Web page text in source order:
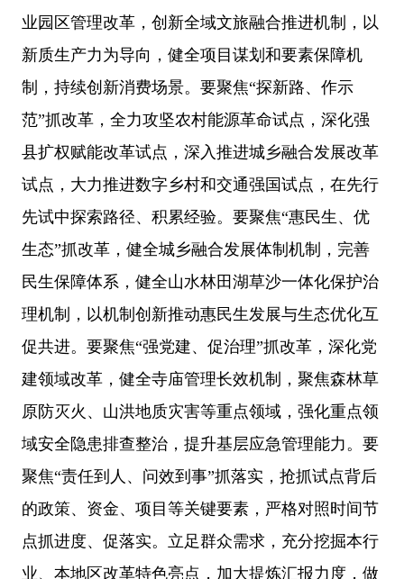
业园区管理改革，创新全域文旅融合推进机制，以
新质生产力为导向，健全项目谋划和要素保障机
制，持续创新消费场景。要聚焦“探新路、作示
范”抓改革，全力攻坚农村能源革命试点，深化强
县扩权赋能改革试点，深入推进城乡融合发展改革
试点，大力推进数字乡村和交通强国试点，在先行
先试中探索路径、积累经验。要聚焦“惠民生、优
生态”抓改革，健全城乡融合发展体制机制，完善
民生保障体系，健全山水林田湖草沙一体化保护治
理机制，以机制创新推动惠民生发展与生态优化互
促共进。要聚焦“强党建、促治理”抓改革，深化党
建领域改革，健全寺庙管理长效机制，聚焦森林草
原防灭火、山洪地质灾害等重点领域，强化重点领
域安全隐患排查整治，提升基层应急管理能力。要
聚焦“责任到人、问效到事”抓落实，抢抓试点背后
的政策、资金、项目等关键要素，严格对照时间节
点抓进度、促落实。立足群众需求，充分挖掘本行
业、本地区改革特色亮点，加大提炼汇报力度，做